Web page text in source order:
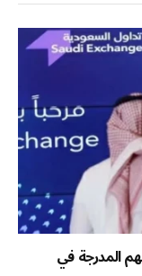
للأسهم المدرجة في